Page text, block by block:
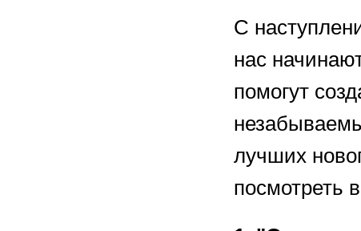
С
нас
помогут
лучших
посмотреть